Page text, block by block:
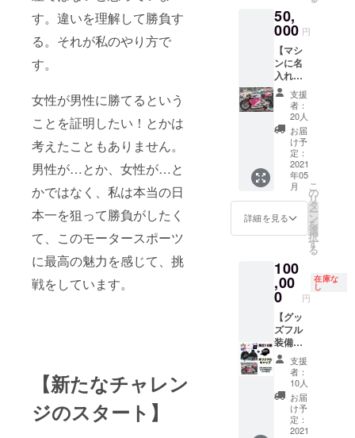
す。違いを理解して勝負す
る。それが私のやり方で
す。
女性が男性に勝てるという
ことを証明したい！とかは
考えたこともありません。
男性が…とか、女性が…と
かではなく、私は本当の日
本一を狙って勝負がしたく
て、このモータースポーツ
に最高の魅力を感じて、挑
戦をしています。
【新たなチャレン
ジのスタート】
イト)＋
ショル
ダー
バッグ
＋パー
カー(ブ
ラック)
(全て非
売品)
50,
000 円
【マシ
ンに名
入れプ
ラン】
＋岡崎
静夏の
レース
参戦マ
シン(ア
ンダー
カウル)
にお名
前を貼
付しま
す！ ※
このプ
購入後
に直接
メール
にてご
連絡く
ださ
い。
team-
shizu@
amail.pl
ala.or.jp
※必ず備
考欄に
マシン
支援
者：
20人
お届
け予
定：
2021
年05
月
詳細を見る
こ
の
リ
タ
ー
ン
を
選
択
す
る
100
,00
0 円
在庫な
し
【グッ
ズフル
装備＋
名入れ
＋限定
キャッ
プ付
き！超
応援プ
ラン】
支援
者：
10人
お届
け予
定：
2021